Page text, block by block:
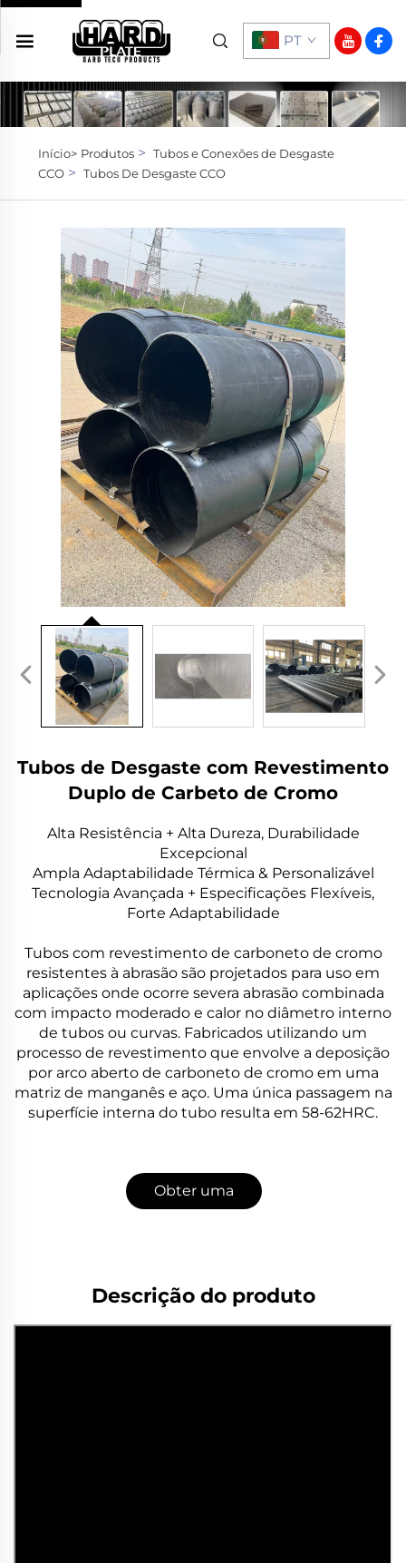
PT
Início> Produtos> Tubos e Conexões de Desgaste
CCO> Tubos De Desgaste CCO
Tubos de Desgaste com Revestimento
Duplo de Carbeto de Cromo
Alta Resistência + Alta Dureza, Durabilidade
Excepcional
Ampla Adaptabilidade Térmica & Personalizável
Tecnologia Avançada + Especificações Flexíveis,
Forte Adaptabilidade
Tubos com revestimento de carboneto de cromo
resistentes à abrasão são projetados para uso em
aplicações onde ocorre severa abrasão combinada
com impacto moderado e calor no diâmetro interno
de tubos ou curvas. Fabricados utilizando um
processo de revestimento que envolve a deposição
por arco aberto de carboneto de cromo em uma
matriz de manganês e aço. Uma única passagem na
superfície interna do tubo resulta em 58-62HRC.
Obter uma
Descrição do produto